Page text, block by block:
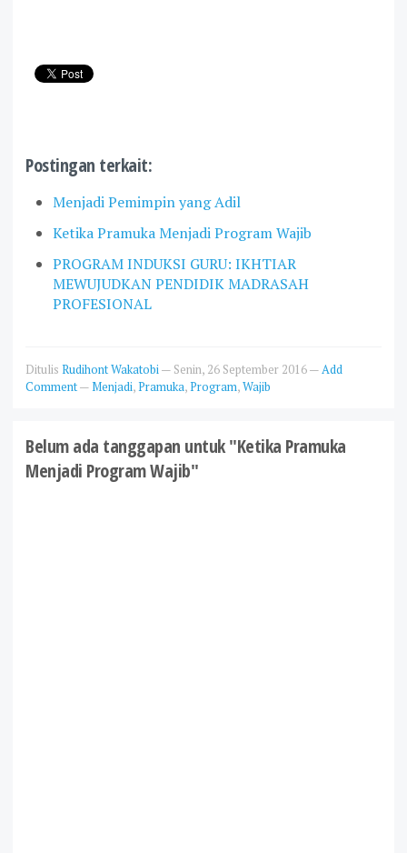
Postingan terkait:
Menjadi Pemimpin yang Adil
Ketika Pramuka Menjadi Program Wajib
PROGRAM INDUKSI GURU: IKHTIAR
MEWUJUDKAN PENDIDIK MADRASAH
PROFESIONAL
Ditulis Rudihont Wakatobi— Senin, 26 September 2016—Add
Comment—Menjadi,Pramuka,Program,Wajib
Belum ada tanggapan untuk "Ketika Pramuka
Menjadi Program Wajib"